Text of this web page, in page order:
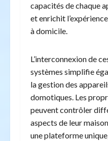
capacités de chaque
et enrichit
à domicile.
L’interconnexion de
systèmes simplifie
la gestion des
domotiques. Les
peuvent contrôler
aspects de leur
une plateforme